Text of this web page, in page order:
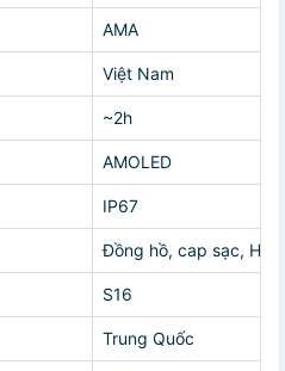
AMA
Việt Nam
~2h
AMOLED
IP67
Đồng hồ, cap sạc,
S16
Trung Quốc